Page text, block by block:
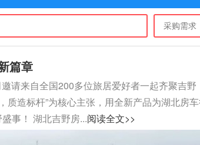
篇章
请来自全国200多位旅居爱好者一起齐聚吉
质造标杆”为核心主张，用全新产品为湖北房
事！ 湖北吉野房...阅读全文>>